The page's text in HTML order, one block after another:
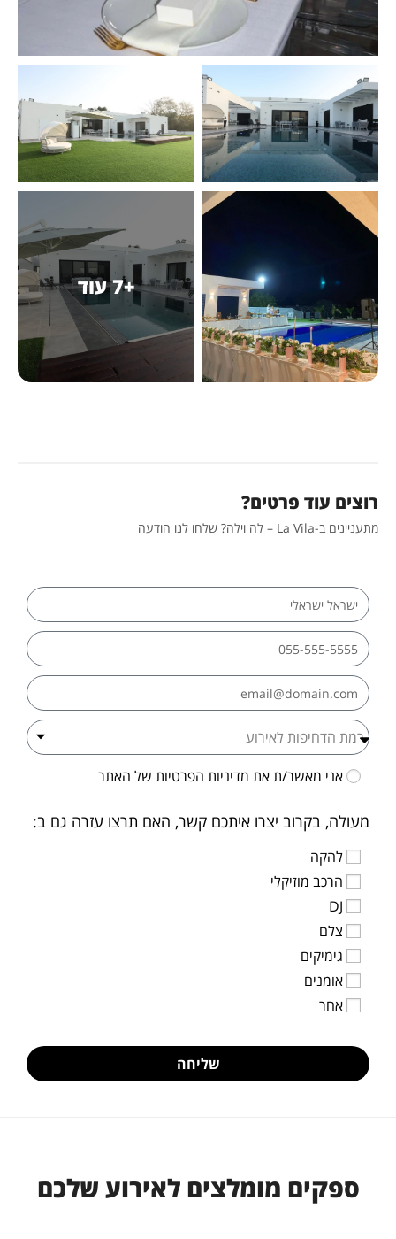
+7 עוד
רוצים עוד פרטים?
מתעניינים ב-La Vila – לה וילה? שלחו לנו הודעה
אני מאשר/ת את מדיניות הפרטיות של האתר
מעולה, בקרוב יצרו איתכם קשר, האם תרצו עזרה גם ב:
להקה
הרכב מוזיקלי
DJ
צלם
גימיקים
אומנים
אחר
שליחה
ספקים מומלצים לאירוע שלכם